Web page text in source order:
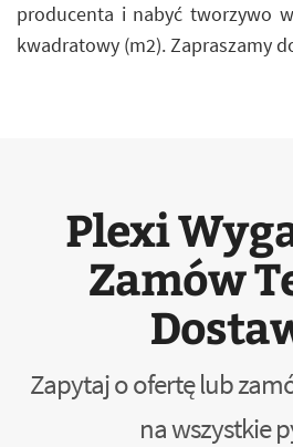
producenta i nabyć tworzywo
kwadratowy (m2). Zapraszamy
Plexi
Zamów
Zapytaj o ofertę lub
na wszystkie